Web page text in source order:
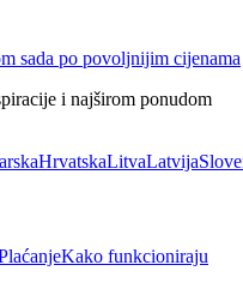
sada po povoljnijim cijenama
i najširom ponudom
HrvatskaLitvaLatvija
Kako funkcioniraju